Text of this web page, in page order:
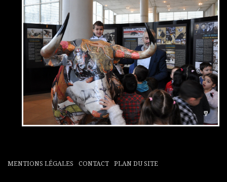
MENTIONS LÉGALES CONTACT PLAN DU SITE